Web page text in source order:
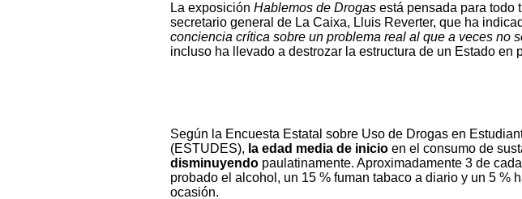
La exposición Hablemos de Drogasestá pensada para todo
secretario general de La Caixa, Lluis Reverter, que ha
conciencia crítica sobre un problema real al que a veces no
incluso ha llevado a destrozar la estructura de un Estado en
Según la Encuesta Estatal sobre Uso de Drogas en
(ESTUDES), la edad media de inicio en el consumo de
disminuyendo paulatinamente. Aproximadamente 3 de
probado el alcohol, un 15 % fuman tabaco a diario y un 5 %
ocasión.